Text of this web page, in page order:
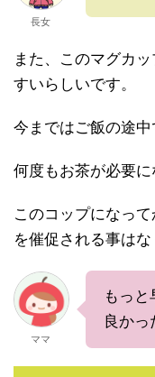
長女
また、このマグカ
すいらしいです。
今まではご飯の途
何度もお茶が必要に
このコップになっ
を催促される事はな
ママ
もっ
良かっ